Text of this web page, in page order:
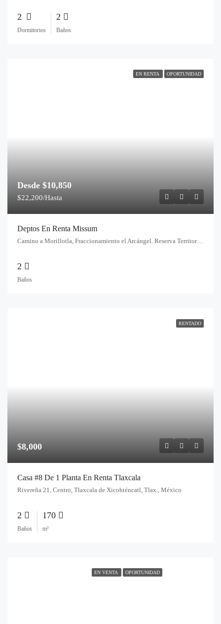
2
Dormitorios
2
Baños
EN RENTA OPORTUNIDAD
Desde $10,850
$22,200/Hasta
Deptos En Renta Missum
Camino a Morillotla, Fraccionamiento el Arcángel. Reserva Territorial Quetzalcóatl. San Andrés Cholula, Puebla
2
Baños
RENTADO
$8,000
Casa #8 De 1 Planta En Renta Tlaxcala
Rivereña 21, Centro, Tlaxcala de Xicohténcatl, Tlax., México
2
Baños
170
m²
EN VENTA OPORTUNIDAD